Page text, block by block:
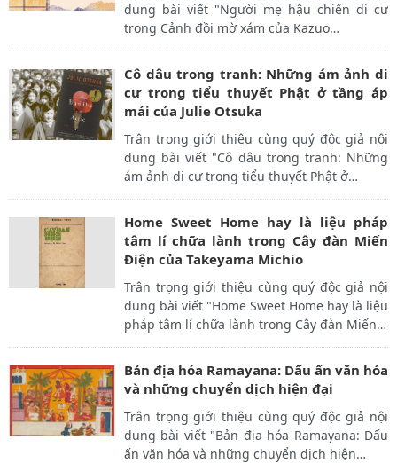
dung bài viết "Người mẹ hậu chiến di cư
trong Cảnh đồi mờ xám của Kazuo…
Cô dâu trong tranh: Những ám ảnh di
cư trong tiểu thuyết Phật ở tầng áp
mái của Julie Otsuka
Trân trọng giới thiệu cùng quý độc giả nội
dung bài viết "Cô dâu trong tranh: Những
ám ảnh di cư trong tiểu thuyết Phật ở…
Home Sweet Home hay là liệu pháp
tâm lí chữa lành trong Cây đàn Miến
Điện của Takeyama Michio
Trân trọng giới thiệu cùng quý độc giả nội
dung bài viết "Home Sweet Home hay là liệu
pháp tâm lí chữa lành trong Cây đàn Miến…
Bản địa hóa Ramayana: Dấu ấn văn hóa
và những chuyển dịch hiện đại
Trân trọng giới thiệu cùng quý độc giả nội
dung bài viết "Bản địa hóa Ramayana: Dấu
ấn văn hóa và những chuyển dịch hiện…